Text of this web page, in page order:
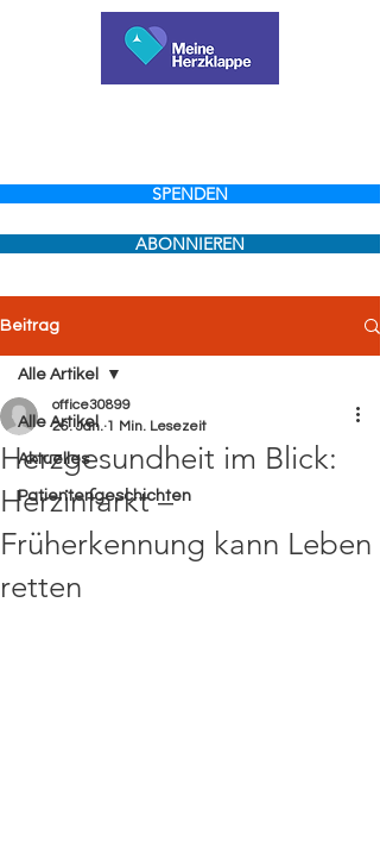
SPENDEN
ABONNIEREN
Beitrag
Alle Artikel
Aktuelles
Patientengeschichten
Alle Artikel
Herzgesundheit im Blick:
Herzinfarkt –
Früherkennung kann Leben
retten
office30899
26. Jan. 1 Min. Lesezeit